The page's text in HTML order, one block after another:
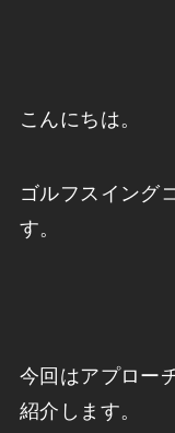
こんにちは。
ゴルフスイング
す。
今回はアプロー
紹介します。